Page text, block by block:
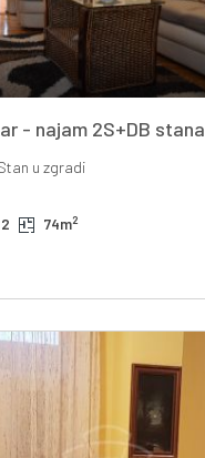
- najam 2S+DB
u zgradi
2 74m2